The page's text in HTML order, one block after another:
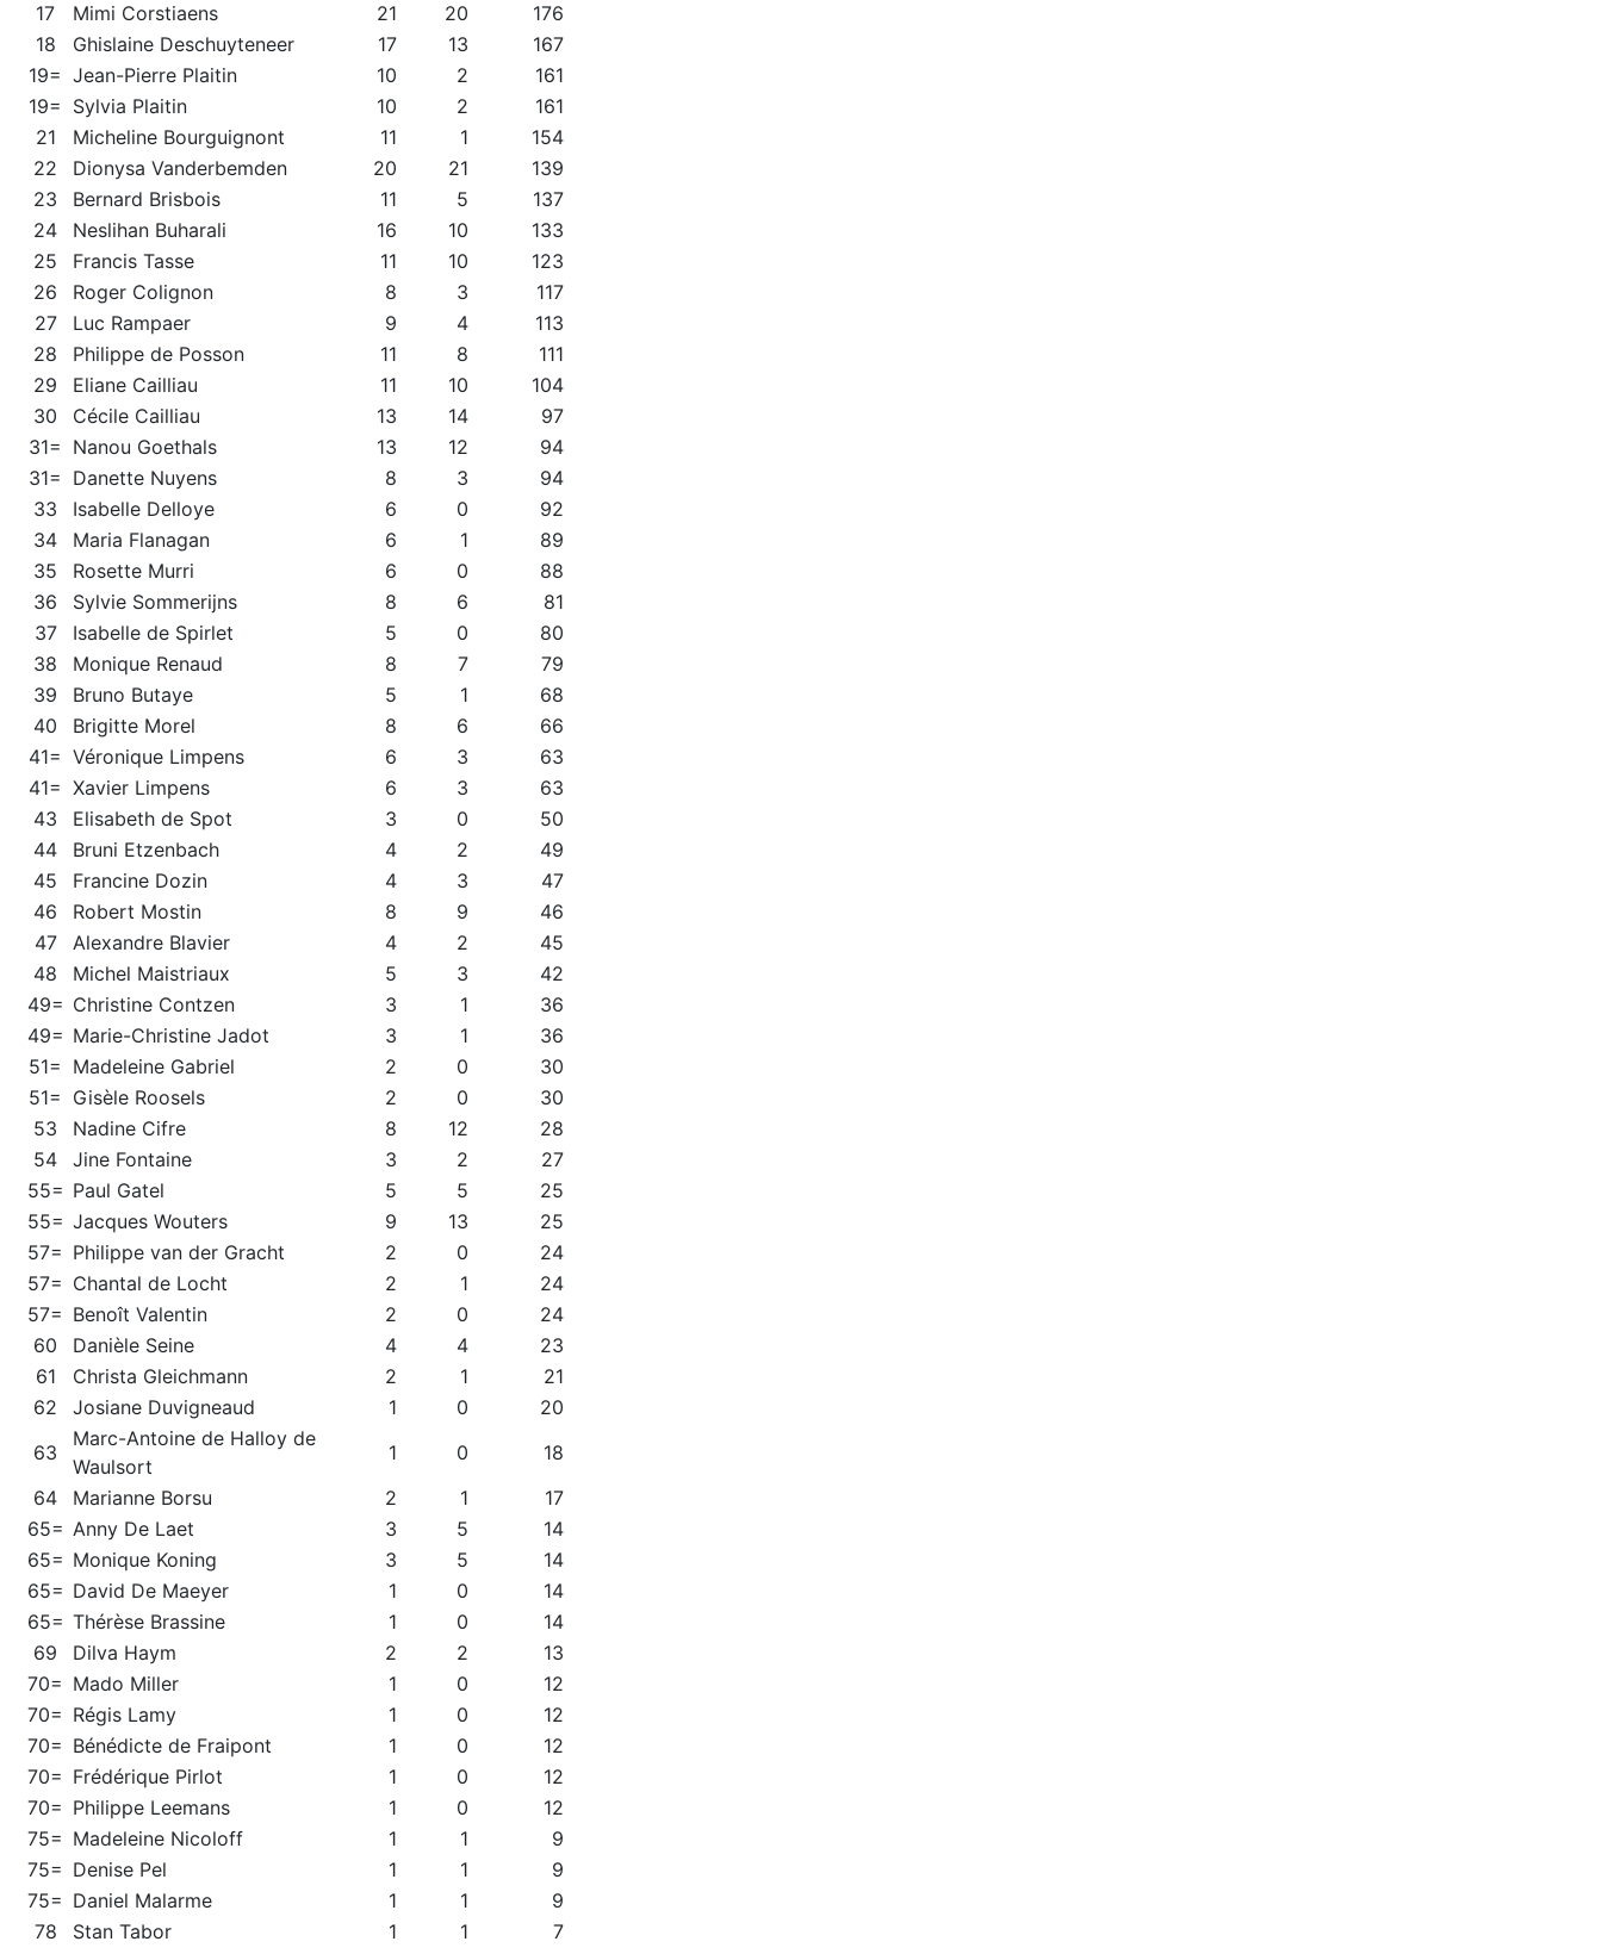
17
Mimi Corstiaens 21 20
176
18
Ghislaine Deschuyteneer 17 13
167
19= Jean-Pierre Plaitin 10 2
161
19= Sylvia Plaitin 10 2
161
21
Micheline Bourguignont 11 1
154
22
Dionysa Vanderbemden 20 21
139
23
Bernard Brisbois 11 5
137
24
Neslihan Buharali 16 10
133
25
Francis Tasse 11 10
123
26
Roger Colignon 8 3
117
27
Luc Rampaer 9 4
113
28
Philippe de Posson 11 8
111
29
Eliane Cailliau 11 10
104
30
Cécile Cailliau 13 14
97
31= Nanou Goethals 13 12
94
31= Danette Nuyens 8 3
94
33
Isabelle Delloye 6 0
92
34
Maria Flanagan 6 1
89
35
Rosette Murri 6 0
88
36
Sylvie Sommerijns 8 6
81
37
Isabelle de Spirlet 5 0
80
38
Monique Renaud 8 7
79
39
Bruno Butaye 5 1
68
40
Brigitte Morel 8 6
66
41= Véronique Limpens 6 3
63
41= Xavier Limpens 6 3
63
43
Elisabeth de Spot 3 0
50
44
Bruni Etzenbach 4 2
49
45
Francine Dozin 4 3
47
46
Robert Mostin 8 9
46
47
Alexandre Blavier 4 2
45
48
Michel Maistriaux 5 3
42
49= Christine Contzen 3 1
36
49= Marie-Christine Jadot 3 1
36
51= Madeleine Gabriel 2 0
30
51= Gisèle Roosels 2 0
30
53
Nadine Cifre 8 12
28
54
Jine Fontaine 3 2
27
55= Paul Gatel 5 5
25
55= Jacques Wouters 9 13
25
57= Philippe van der Gracht 2 0
24
57= Chantal de Locht 2 1
24
57= Benoît Valentin 2 0
24
60
Danièle Seine 4 4
23
61
Christa Gleichmann 2 1
21
62
Josiane Duvigneaud 1 0
20
63
Marc-Antoine de Halloy de
Waulsort
1 0
18
64
Marianne Borsu 2 1
17
65= Anny De Laet 3 5
14
65= Monique Koning 3 5
14
65= David De Maeyer 1 0
14
65= Thérèse Brassine 1 0
14
69
Dilva Haym 2 2
13
70= Mado Miller 1 0
12
70= Régis Lamy 1 0
12
70= Bénédicte de Fraipont 1 0
12
70= Frédérique Pirlot 1 0
12
70= Philippe Leemans 1 0
12
75= Madeleine Nicoloff 1 1
9
75= Denise Pel 1 1
9
75= Daniel Malarme 1 1
9
78
Stan Tabor 1 1
7